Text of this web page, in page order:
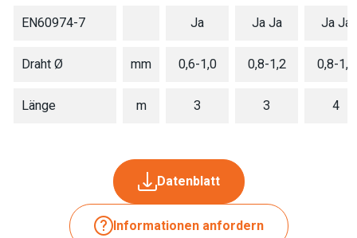
EN60974-7 Ja Ja Ja Ja Ja
Draht Ø mm 0,6-1,0 0,8-1,2 0,8-1,2
Länge m 3 3 4
Datenblatt
Informationen anfordern